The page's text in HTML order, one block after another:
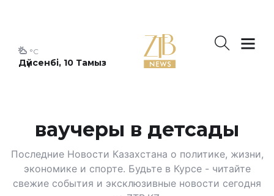
Дүйсенбі, 10 Тамыз
°C
ваучеры в детсады
Последние Новости Казахстана о политике, жизни,
экономике и спорте. Будьте в Курсе - читайте
свежие события и эксклюзивные новости сегодня